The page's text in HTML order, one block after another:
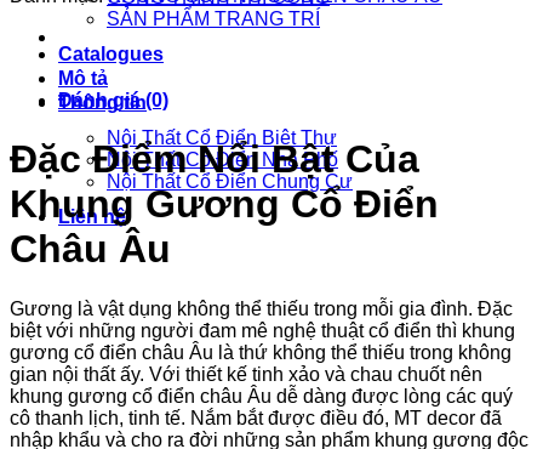
SẢN PHẨM TRANG TRÍ
Catalogues
Thông tin
Nội Thất Cổ Điển Biệt Thự
Nội Thất Cổ Điển Nhà Phố
Nội Thất Cổ Điển Chung Cư
Liên hệ
Mô tả
Đánh giá (0)
Đặc Điểm Nổi Bật Của
Khung Gương Cổ Điển
Châu Âu
Gương là vật dụng không thể thiếu trong mỗi gia đình. Đặc
biệt với những người đam mê nghệ thuật cổ điển thì khung
gương cổ điển châu Âu là thứ không thể thiếu trong không
gian nội thất ấy. Với thiết kế tinh xảo và chau chuốt nên
khung gương cổ điển châu Âu dễ dàng được lòng các quý
cô thanh lịch, tinh tế. Nắm bắt được điều đó, MT decor đã
nhập khẩu và cho ra đời những sản phẩm khung gương độc